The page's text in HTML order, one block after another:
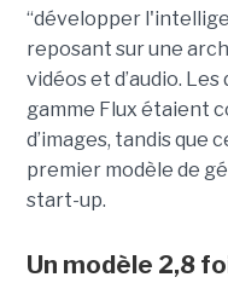
“développer
reposant sur une
vidéos et d’audio.
gamme Flux étaient
d’images, tandis que
premier modèle de
start-up.
Un modèle 2,8